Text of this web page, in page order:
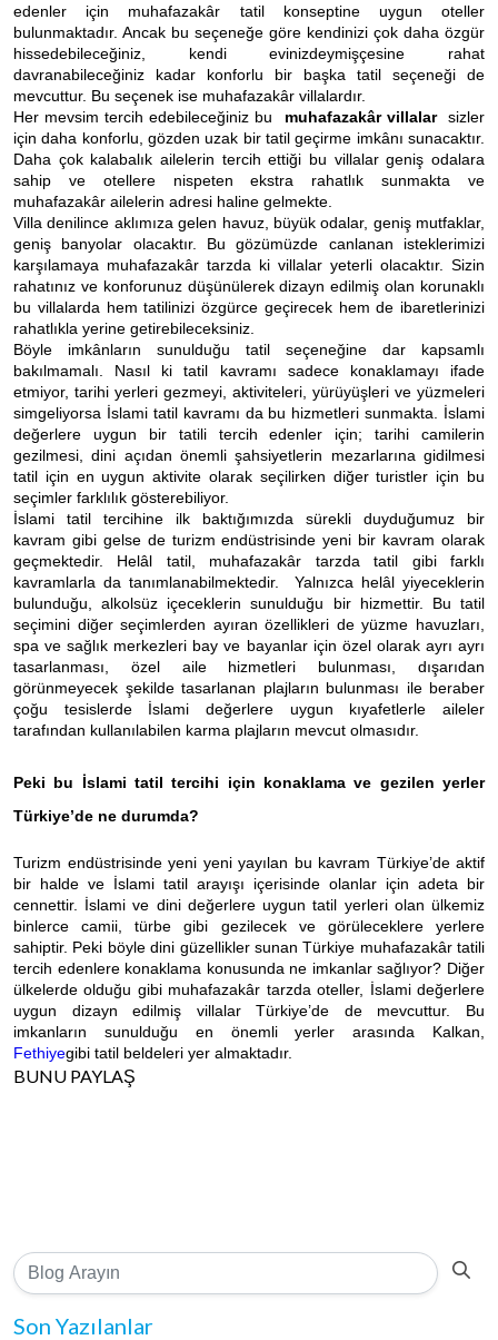
edenler için muhafazakâr tatil konseptine uygun oteller
bulunmaktadır. Ancak bu seçeneğe göre kendinizi çok daha özgür
hissedebileceğiniz, kendi evinizdeymişçesine rahat
davranabileceğiniz kadar konforlu bir başka tatil seçeneği de
mevcuttur. Bu seçenek ise muhafazakâr villalardır.
Her mevsim tercih edebileceğiniz bu muhafazakâr villalarsizler
için daha konforlu, gözden uzak bir tatil geçirme imkânı sunacaktır.
Daha çok kalabalık ailelerin tercih ettiği bu villalar geniş odalara
sahip ve otellere nispeten ekstra rahatlık sunmakta ve
muhafazakâr ailelerin adresi haline gelmekte.
Villa denilince aklımıza gelen havuz, büyük odalar, geniş mutfaklar,
geniş banyolar olacaktır. Bu gözümüzde canlanan isteklerimizi
karşılamaya muhafazakâr tarzda ki villalar yeterli olacaktır. Sizin
rahatınız ve konforunuz düşünülerek dizayn edilmiş olan korunaklı
bu villalarda hem tatilinizi özgürce geçirecek hem de ibaretlerinizi
rahatlıkla yerine getirebileceksiniz.
Böyle imkânların sunulduğu tatil seçeneğine dar kapsamlı
bakılmamalı. Nasıl ki tatil kavramı sadece konaklamayı ifade
etmiyor, tarihi yerleri gezmeyi, aktiviteleri, yürüyüşleri ve yüzmeleri
simgeliyorsa İslami tatil kavramı da bu hizmetleri sunmakta. İslami
değerlere uygun bir tatili tercih edenler için; tarihi camilerin
gezilmesi, dini açıdan önemli şahsiyetlerin mezarlarına gidilmesi
tatil için en uygun aktivite olarak seçilirken diğer turistler için bu
seçimler farklılık gösterebiliyor.
İslami tatil tercihine ilk baktığımızda sürekli duyduğumuz bir
kavram gibi gelse de turizm endüstrisinde yeni bir kavram olarak
geçmektedir. Helâl tatil, muhafazakâr tarzda tatil gibi farklı
kavramlarla da tanımlanabilmektedir. Yalnızca helâl yiyeceklerin
bulunduğu, alkolsüz içeceklerin sunulduğu bir hizmettir. Bu tatil
seçimini diğer seçimlerden ayıran özellikleri de yüzme havuzları,
spa ve sağlık merkezleri bay ve bayanlar için özel olarak ayrı ayrı
tasarlanması, özel aile hizmetleri bulunması, dışarıdan
görünmeyecek şekilde tasarlanan plajların bulunması ile beraber
çoğu tesislerde İslami değerlere uygun kıyafetlerle aileler
tarafından kullanılabilen karma plajların mevcut olmasıdır.
Peki bu İslami tatil tercihi için konaklama ve gezilen yerler
Türkiye’de ne durumda?
Turizm endüstrisinde yeni yeni yayılan bu kavram Türkiye’de aktif
bir halde ve İslami tatil arayışı içerisinde olanlar için adeta bir
cennettir. İslami ve dini değerlere uygun tatil yerleri olan ülkemiz
binlerce camii, türbe gibi gezilecek ve görüleceklere yerlere
sahiptir. Peki böyle dini güzellikler sunan Türkiye muhafazakâr tatili
tercih edenlere konaklama konusunda ne imkanlar sağlıyor? Diğer
ülkelerde olduğu gibi muhafazakâr tarzda oteller, İslami değerlere
uygun dizayn edilmiş villalar Türkiye’de de mevcuttur. Bu
imkanların sunulduğu en önemli yerler arasında Kalkan,
Fethiyegibi tatil beldeleri yer almaktadır.
BUNU PAYLAŞ
Son Yazılanlar